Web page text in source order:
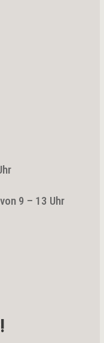
9 – 13 Uhr